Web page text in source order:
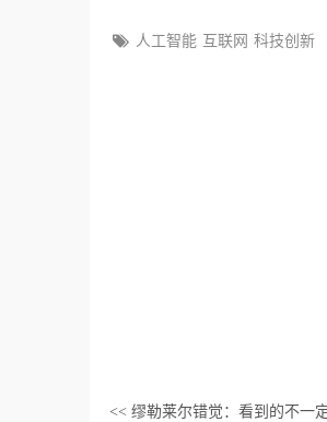
人工智能 互联网 科技创新
<< 缪勒莱尔错觉：看到的不一